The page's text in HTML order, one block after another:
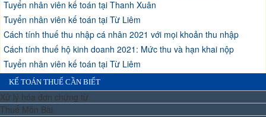
Tuyển nhân viên kế toán tại Thanh Xuân
Tuyển nhân viên kế toán tại Từ Liêm
Cách tính thuế thu nhập cá nhân 2021 với mọi khoản thu nhập
Cách tính thuế hộ kinh doanh 2021: Mức thu và hạn khai nộp
Tuyển nhân viên kế toán tại Từ Liêm
KẾ TOÁN THUẾ CẦN BIẾT
Xử lý hóa đơn chứng từ
Thuế Môn Bài